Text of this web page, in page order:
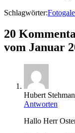
Schlagwörter:
20
vom Januar
Hubert
Antworten
Hallo Herr